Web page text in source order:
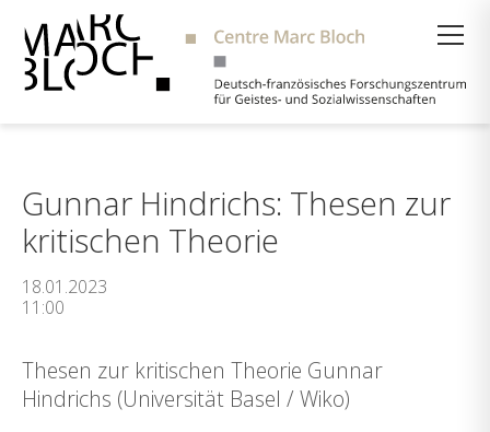
Gunnar Hindrichs: Thesen zur
kritischen Theorie
18.01.2023
11:00
Thesen zur kritischen Theorie Gunnar
Hindrichs (Universität Basel / Wiko)